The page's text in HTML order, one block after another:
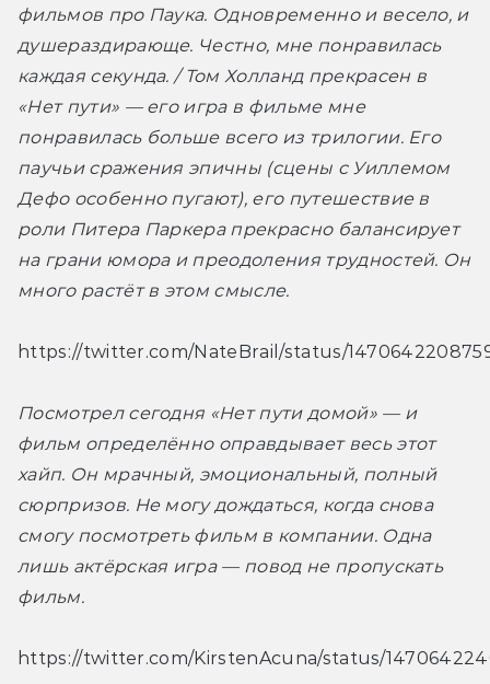
фильмов про Паука. Одновременно и весело, и
душераздирающе. Честно, мне понравилась
каждая секунда. / Том Холланд прекрасен в
«Нет пути» — его игра в фильме мне
понравилась больше всего из трилогии. Его
паучьи сражения эпичны (сцены с Уиллемом
Дефо особенно пугают), его путешествие в
роли Питера Паркера прекрасно балансирует
на грани юмора и преодоления трудностей. Он
много растёт в этом смысле.
https://twitter.com/NateBrail/status/
Посмотрел сегодня «Нет пути домой» — и
фильм определённо оправдывает весь этот
хайп. Он мрачный, эмоциональный, полный
сюрпризов. Не могу дождаться, когда снова
смогу посмотреть фильм в компании. Одна
лишь актёрская игра — повод не пропускать
фильм.
https://twitter.com/KirstenAcuna/status/